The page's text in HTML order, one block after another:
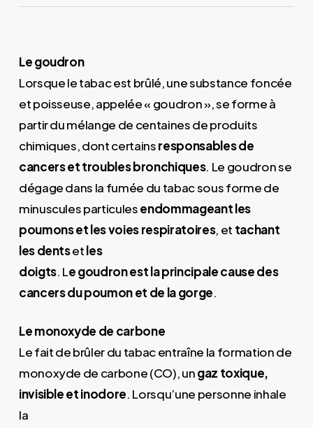
Le goudron
Lorsque le tabac est brûlé, une substance foncée
et poisseuse, appelée « goudron », se forme à
partir du mélange de centaines de produits
chimiques, dont certainsresponsables de
cancers et troubles bronchiques. Le goudron se
dégage dans la fumée du tabac sous forme de
minuscules particulesendommageant les
poumons et les voies respiratoires, et tachant
les dentsetles
doigts. Le goudron est la principale cause des
cancers du poumon et de la gorge.
Le monoxyde de carbone
Le fait de brûler du tabac entraîne la formation de
monoxyde de carbone (CO), ungaz toxique,
invisible et inodore. Lorsqu’une personne inhale
la